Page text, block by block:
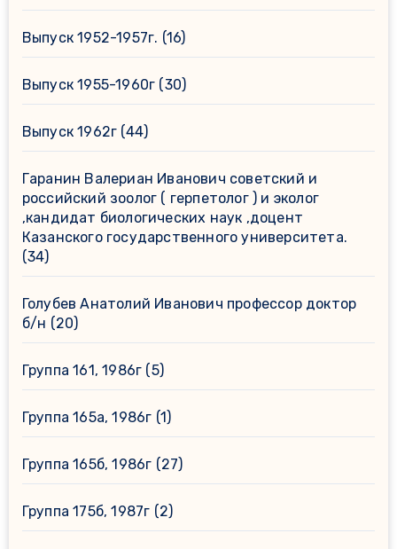
Выпуск 1952-1957г. (16)
Выпуск 1955-1960г (30)
Выпуск 1962г (44)
Гаранин Валериан Иванович советский и
российский зоолог ( герпетолог ) и эколог
,кандидат биологических наук ,доцент
Казанского государственного университета.
(34)
Голубев Анатолий Иванович профессор доктор
б/н (20)
Группа 161, 1986г (5)
Группа 165а, 1986г (1)
Группа 165б, 1986г (27)
Группа 175б, 1987г (2)